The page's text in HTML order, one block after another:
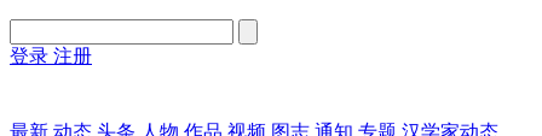
登录 注册
最新 动态 头条 人物 作品 视频 图志 通知 专题 汉学家动态